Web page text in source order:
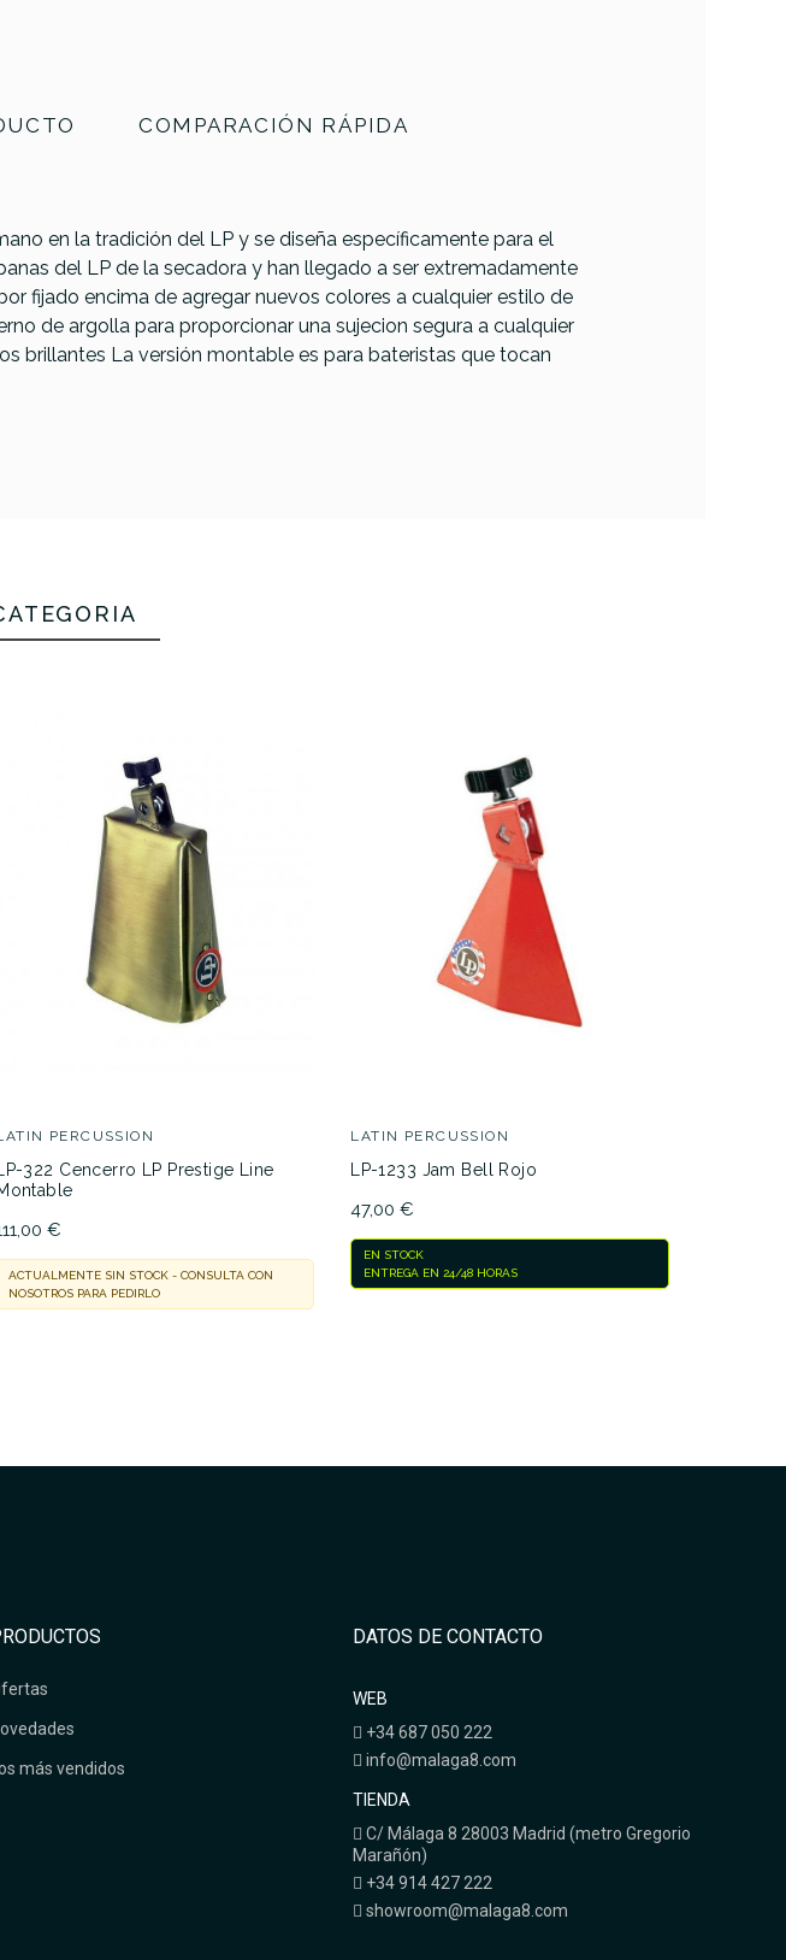
COMPARACIÓN RÁPIDA
en la tradición del LP y se diseña específicamente para el
del LP de la secadora y han llegado a ser extremadamente
fijado encima de agregar nuevos colores a cualquier estilo de
de argolla para proporcionar una sujecion segura a cualquier
brillantes La versión montable es para bateristas que tocan
Timbal montable
67,00 €
características para comparar
PERCUSSION
LP-322 Cencerro LP Prestige Line
€
ACTUALMENTE SIN STOCK - CONSULTA CON
NOSOTROS PARA PEDIRLO
LATIN PERCUSSION
LP-1233 Jam Bell Rojo
47,00 €
EN STOCK
ENTREGA EN 24/48 HORAS
más vendidos
DATOS DE CONTACTO
WEB
+34 687 050 222
info@malaga8.com
TIENDA
C/ Málaga 8 28003 Madrid (metro Gregorio
Marañón)
+34 914 427 222
showroom@malaga8.com